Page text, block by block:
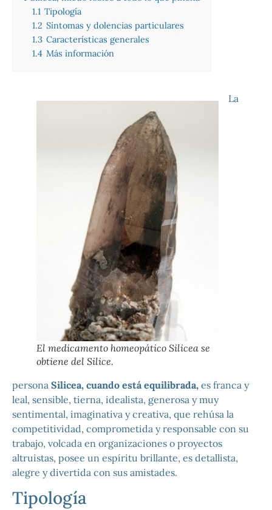
1.1 Tipología
1.2 Síntomas y dolencias particulares
1.3 Características generales
1.4 Más información
El medicamento homeopático Silicea se
obtiene del Silice.
La
persona Silicea, cuando está equilibrada, es franca y
leal, sensible, tierna, idealista, generosa y muy
sentimental, imaginativa y creativa, que rehúsa la
competitividad, comprometida y responsable con su
trabajo, volcada en organizaciones o proyectos
altruistas, posee un espíritu brillante, es detallista,
alegre y divertida con sus amistades.
Tipología